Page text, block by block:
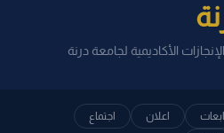
الأكاديمية لجامعة درنة
اعلان
اجتماع